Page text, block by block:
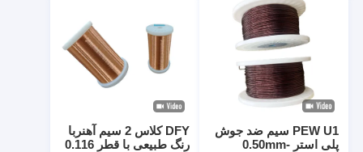
DFY کلاس 2 سیم آهنربا
رنگ طبیعی با قطر 0.116
PEW U1 سیم ضد جوش
پلی استر 0.50mm-